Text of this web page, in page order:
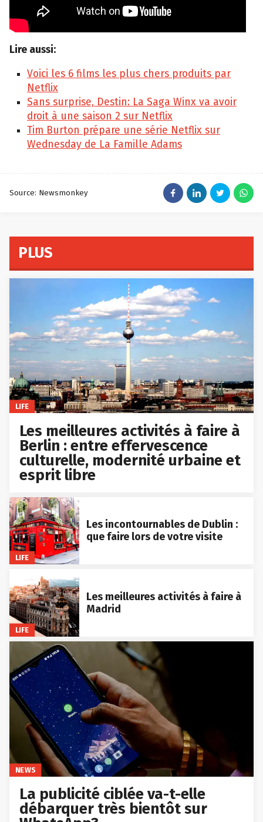
Lire aussi:
Voici les 6 films les plus chers produits par
Netflix
Sans surprise, Destin: La Saga Winx va avoir
droit à une saison 2 sur Netflix
Tim Burton prépare une série Netflix sur
Wednesday de La Famille Adams
Source: Newsmonkey
PLUS
LIFE
Les meilleures activités à faire à
Berlin : entre effervescence
culturelle, modernité urbaine et
esprit libre
LIFE
Les incontournables de Dublin :
que faire lors de votre visite
LIFE
Les meilleures activités à faire à
Madrid
NEWS
La publicité ciblée va-t-elle
débarquer très bientôt sur